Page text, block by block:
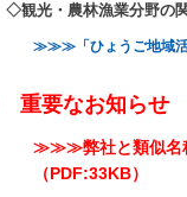
◇観光・農林漁業分野の
≫≫≫「ひょうご地域活
重要なお知らせ
≫≫≫弊社と類似名
（PDF:33KB）